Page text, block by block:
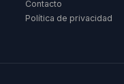
Contacto
Política de privacidad